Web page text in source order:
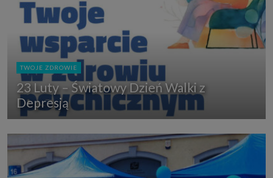
TWOJE ZDROWIE
23 Luty – Światowy Dzień Walki z
Depresją